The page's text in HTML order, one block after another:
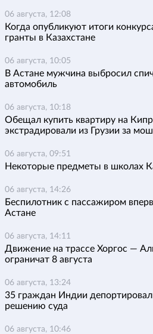
06 августа, 12:08
Когда опубликуют итоги
гранты в Казахстане
06 августа, 10:05
В Астане мужчина выбросил
автомобиль
06 августа, 10:18
Обещал купить квартиру на
экстрадировали из Грузии за
06 августа, 09:51
Некоторые предметы в школах
06 августа, 14:26
Беспилотник с пассажиром
Астане
06 августа, 14:11
Движение на трассе Хоргос —
ограничат 8 августа
06 августа, 13:24
35 граждан Индии
решению суда
06 августа, 10:46